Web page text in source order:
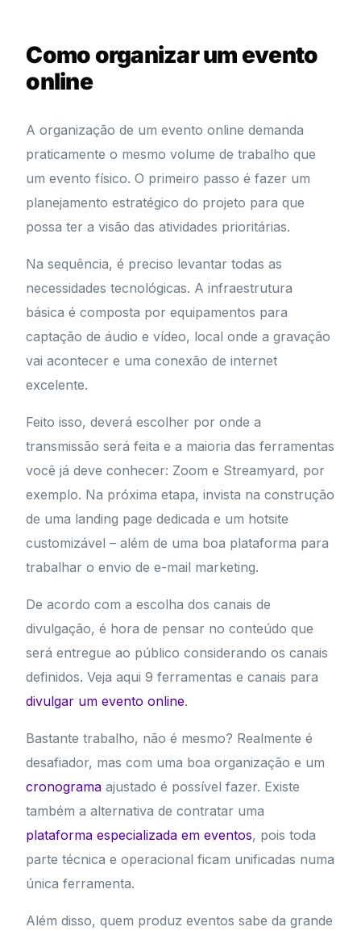
Como organizar um evento
online
A organização de um evento online demanda
praticamente o mesmo volume de trabalho que
um evento físico. O primeiro passo é fazer um
planejamento estratégico do projeto para que
possa ter a visão das atividades prioritárias.
Na sequência, é preciso levantar todas as
necessidades tecnológicas. A infraestrutura
básica é composta por equipamentos para
captação de áudio e vídeo, local onde a gravação
vai acontecer e uma conexão de internet
excelente.
Feito isso, deverá escolher por onde a
transmissão será feita e a maioria das ferramentas
você já deve conhecer: Zoom e Streamyard, por
exemplo. Na próxima etapa, invista na construção
de uma landing page dedicada e um hotsite
customizável – além de uma boa plataforma para
trabalhar o envio de e-mail marketing.
De acordo com a escolha dos canais de
divulgação, é hora de pensar no conteúdo que
será entregue ao público considerando os canais
definidos. Veja aqui 9 ferramentas e canais para
divulgar um evento online.
Bastante trabalho, não é mesmo? Realmente é
desafiador, mas com uma boa organização e um
cronogramaajustado é possível fazer. Existe
também a alternativa de contratar uma
plataforma especializada em eventos, pois toda
parte técnica e operacional ficam unificadas numa
única ferramenta.
Além disso, quem produz eventos sabe da grande